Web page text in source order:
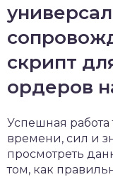
скрипт
ордеров
Успешная работа
времени, сил и
просмотреть
том, как